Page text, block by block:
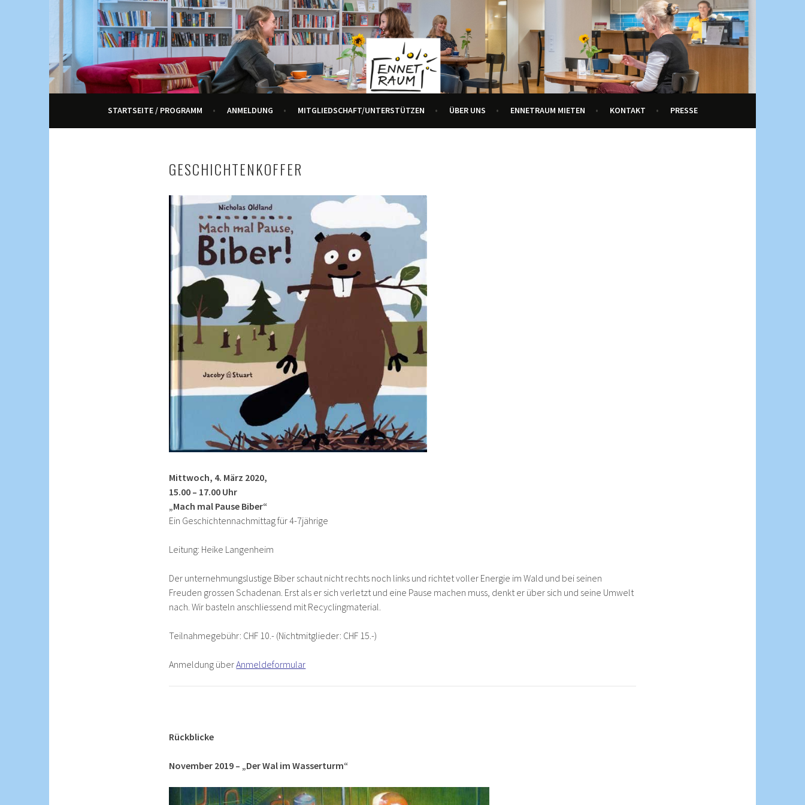
ENNETRAUM – KULTURZENTRUM ENNETBADEN
KULTUR, KURSE UND VERANSTALTUNGEN FÜR ALLE GENERATIONEN
STARTSEITE / PROGRAMM ANMELDUNG MITGLIEDSCHAFT/UNTERSTÜTZEN ÜBER UNS ENNETRAUM MIETEN KONTAKT PRESSE
GESCHICHTENKOFFER
Mittwoch, 4. März 2020,
15.00 – 17.00 Uhr
„Mach mal Pause Biber“
Ein Geschichtennachmittag für 4-7jährige
Leitung: Heike Langenheim
Der unternehmungslustige Biber schaut nicht rechts noch links und richtet voller Energie im Wald und bei seinen
Freuden grossen Schadenan. Erst als er sich verletzt und eine Pause machen muss, denkt er über sich und seine Umwelt
nach. Wir basteln anschliessend mit Recyclingmaterial.
Teilnahmegebühr: CHF 10.- (Nichtmitglieder: CHF 15.-)
Anmeldung überAnmeldeformular
Rückblicke
November 2019 – „Der Wal im Wasserturm“